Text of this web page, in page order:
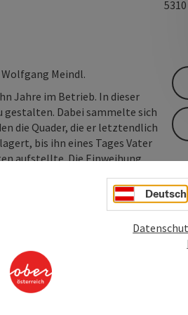
5310
Meindl.
Jahre im Betrieb. In dieser
Dabei sammelte sich
die Quader, die er letztendlich
bis ihn eines Tages Vater
aufstellte. Die Einweihung
Deutsch